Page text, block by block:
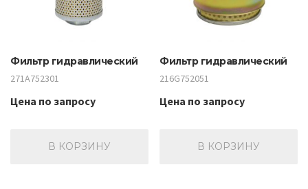
Фильтр гидравлический
271A752301
Цена по запросу
В КОРЗИНУ
Фильтр гидравлический
216G752051
Цена по запросу
В КОРЗИНУ